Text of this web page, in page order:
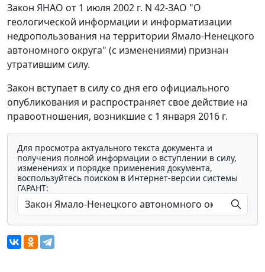
Закон ЯНАО от 1 июля 2002 г. N 42-ЗАО "О
геологической информации и информатизации
недропользования на территории Ямало-Ненецкого
автономного округа" (с изменениями) признан
утратившим силу.
Закон вступает в силу со дня его официального
опубликования и распространяет свое действие на
правоотношения, возникшие с 1 января 2016 г.
Для просмотра актуального текста документа и
получения полной информации о вступлении в силу,
изменениях и порядке применения документа,
воспользуйтесь поиском в Интернет-версии системы
ГАРАНТ: